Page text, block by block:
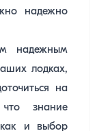
надежно
надежным
лодках,
на
знание
и выбор